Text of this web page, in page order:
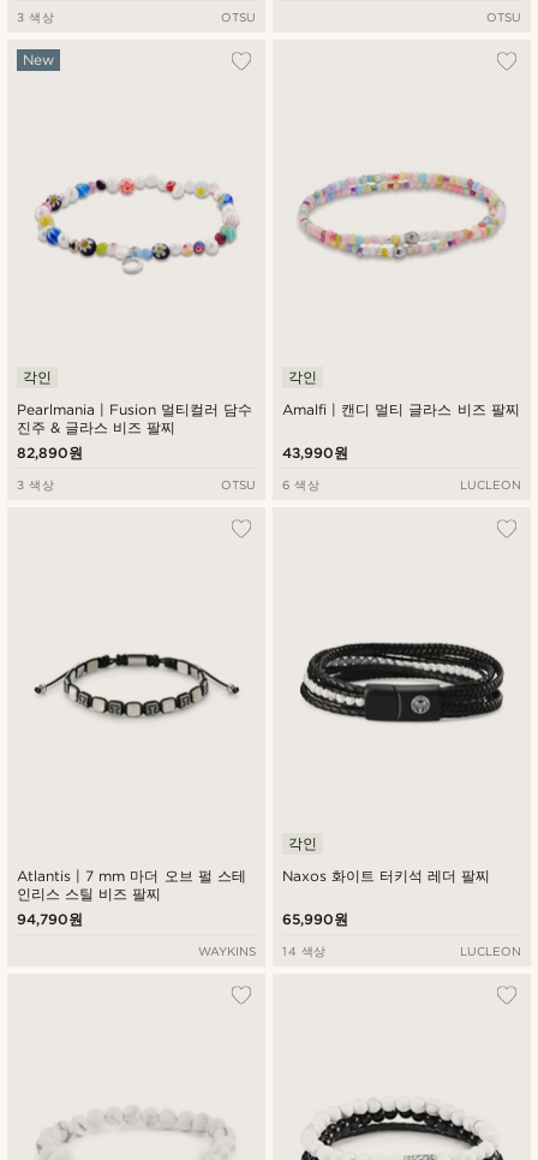
3 색상 OTSU OTSU
Pearlmania | Fusion 멀티컬러 담수
진주 & 글라스 비즈 팔찌
New
각인
82,890원
3 색상 OTSU
Amalfi | 캔디 멀티 글라스 비즈 팔찌
각인
43,990원
6 색상 LUCLEON
Atlantis | 7 mm 마더 오브 펄 스테
인리스 스틸 비즈 팔찌
94,790원
WAYKINS
Naxos 화이트 터키석 레더 팔찌
각인
65,990원
14 색상 LUCLEON